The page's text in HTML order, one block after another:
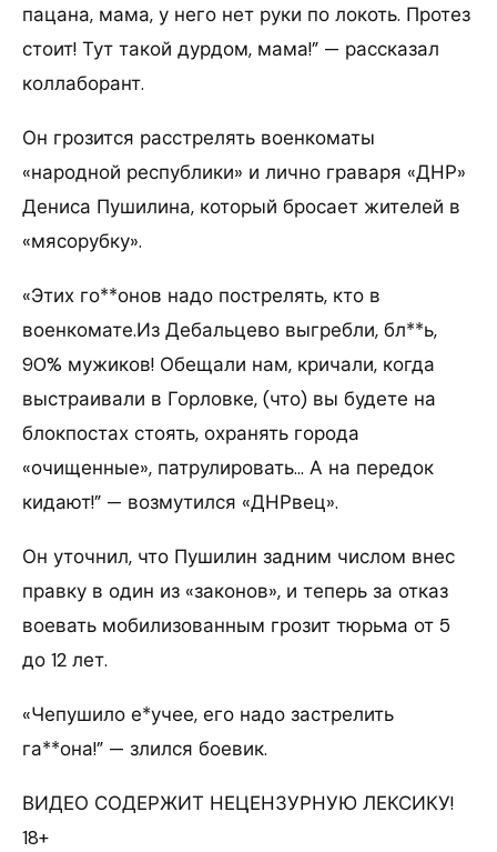
пацана, мама, у него нет руки по локоть. Протез
стоит! Тут такой дурдом, мама!” — рассказал
коллаборант.
Он грозится расстрелять военкоматы
«народной республики» и лично граваря «ДНР»
Дениса Пушилина, который бросает жителей в
«мясорубку».
«Этих го**онов надо пострелять, кто в
военкомате.Из Дебальцево выгребли, бл**ь,
90% мужиков! Обещали нам, кричали, когда
выстраивали в Горловке, (что) вы будете на
блокпостах стоять, охранять города
«очищенные», патрулировать… А на передок
кидают!” — возмутился «ДНРвец».
Он уточнил, что Пушилин задним числом внес
правку в один из «законов», и теперь за отказ
воевать мобилизованным грозит тюрьма от 5
до 12 лет.
«Чепушило е*учее, его надо застрелить
га**она!” — злился боевик.
ВИДЕО СОДЕРЖИТ НЕЦЕНЗУРНУЮ ЛЕКСИКУ!
18+